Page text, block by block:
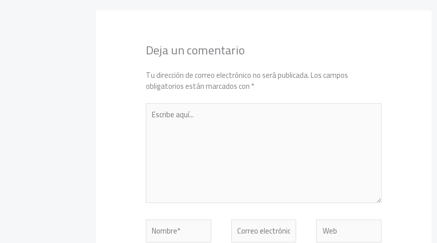
Deja un comentario
Tu dirección de correo electrónico no será publicada.Los campos
obligatorios están marcados con*
Escribe
aquí...
Nombre* Correo
electrónico*
Web